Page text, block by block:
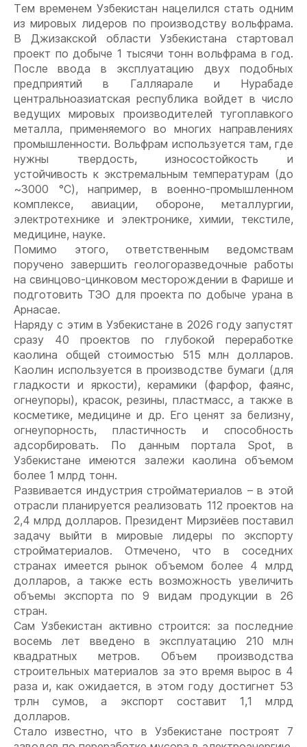
Тем временем Узбекистан нацелился стать одним
из мировых лидеров по производству вольфрама.
В Джизакской области Узбекистана стартовал
проект по добыче 1 тысячи тонн вольфрама в год.
После ввода в эксплуатацию двух подобных
предприятий в Галляарале и Нурабаде
центральноазиатская республика войдет в число
ведущих мировых производителей тугоплавкого
металла, применяемого во многих направлениях
промышленности. Вольфрам используется там, где
нужны твердость, износостойкость и
устойчивость к экстремальным температурам (до
~3000 °C), например, в военно-промышленном
комплексе, авиации, обороне, металлургии,
электротехнике и электронике, химии, текстиле,
медицине, науке.
Помимо этого, ответственным ведомствам
поручено завершить геологоразведочные работы
на свинцово-цинковом месторождении в Фарише и
подготовить ТЭО для проекта по добыче урана в
Арнасае.
Наряду с этим в Узбекистане в 2026 году запустят
сразу 40 проектов по глубокой переработке
каолина общей стоимостью 515 млн долларов.
Каолин используется в производстве бумаги (для
гладкости и яркости), керамики (фарфор, фаянс,
огнеупоры), красок, резины, пластмасс, а также в
косметике, медицине и др. Его ценят за белизну,
огнеупорность, пластичность и способность
адсорбировать. По данным портала Spot, в
Узбекистане имеются залежи каолина объемом
более 1 млрд тонн.
Развивается индустрия стройматериалов – в этой
отрасли планируется реализовать 112 проектов на
2,4 млрд долларов. Президент Мирзиёев поставил
задачу выйти в мировые лидеры по экспорту
стройматериалов. Отмечено, что в соседних
странах имеется рынок объемом более 4 млрд
долларов, а также есть возможность увеличить
объемы экспорта по 9 видам продукции в 26
стран.
Сам Узбекистан активно строится: за последние
восемь лет введено в эксплуатацию 210 млн
квадратных метров. Объем производства
строительных материалов за это время вырос в 4
раза и, как ожидается, в этом году достигнет 53
трлн сумов, а экспорт составит 1,1 млрд
долларов.
Стало известно, что в Узбекистане построят 7